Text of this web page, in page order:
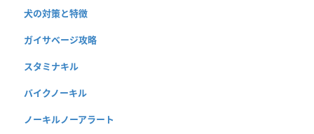
犬の対策と特徴
ガイサベージ攻略
スタミナキル
バイクノーキル
ノーキルノーアラート